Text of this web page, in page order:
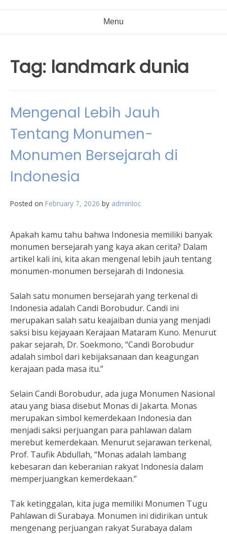
Menu
Tag: landmark dunia
Mengenal Lebih Jauh
Tentang Monumen-
Monumen Bersejarah di
Indonesia
Posted on February 7, 2026 by adminloc
Apakah kamu tahu bahwa Indonesia memiliki banyak
monumen bersejarah yang kaya akan cerita? Dalam
artikel kali ini, kita akan mengenal lebih jauh tentang
monumen-monumen bersejarah di Indonesia.
Salah satu monumen bersejarah yang terkenal di
Indonesia adalah Candi Borobudur. Candi ini
merupakan salah satu keajaiban dunia yang menjadi
saksi bisu kejayaan Kerajaan Mataram Kuno. Menurut
pakar sejarah, Dr. Soekmono, “Candi Borobudur
adalah simbol dari kebijaksanaan dan keagungan
kerajaan pada masa itu.”
Selain Candi Borobudur, ada juga Monumen Nasional
atau yang biasa disebut Monas di Jakarta. Monas
merupakan simbol kemerdekaan Indonesia dan
menjadi saksi perjuangan para pahlawan dalam
merebut kemerdekaan. Menurut sejarawan terkenal,
Prof. Taufik Abdullah, “Monas adalah lambang
kebesaran dan keberanian rakyat Indonesia dalam
memperjuangkan kemerdekaan.”
Tak ketinggalan, kita juga memiliki Monumen Tugu
Pahlawan di Surabaya. Monumen ini didirikan untuk
mengenang perjuangan rakyat Surabaya dalam